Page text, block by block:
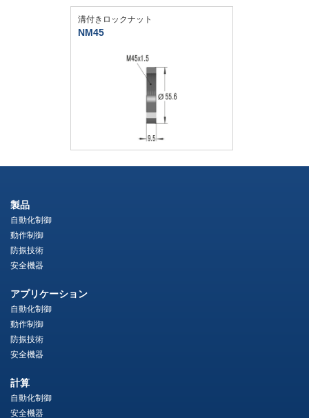
溝付きロックナット
NM45
製品
自動化制御
動作制御
防振技術
安全機器
アプリケーション
自動化制御
動作制御
防振技術
安全機器
計算
自動化制御
安全機器